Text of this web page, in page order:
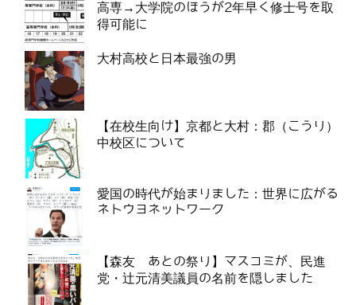
高専→大学院のほうが2年早く修士号を取
得可能に
大村高校と日本最強の男
【在校生向け】京都と大村：郡（こうり）
中校区について
愛国の時代が始まりました：世界に広がる
ネトウヨネットワーク
【森友 あとの祭り】マスコミが、民進
党・辻元清美議員の名前を隠しました